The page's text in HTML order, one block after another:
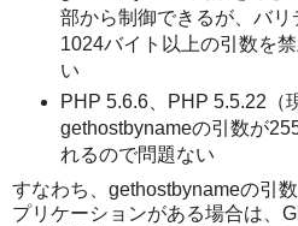
部から制御できるが、バリ
1024バイト以上の引数を
い
PHP 5.6.6、PHP 5.5.22（
gethostbynameの引数が
れるので問題ない
すなわち、gethostbynameの引
プリケーションがある場合は、